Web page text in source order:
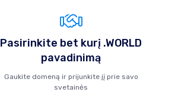
Pasirinkite bet kurį .WORLD
pavadinimą
Gaukite domeną ir prijunkite jį prie savo
svetainės